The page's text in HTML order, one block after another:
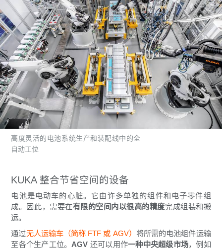
高度灵活的电池系统生产和装配线中的全
自动工位
KUKA 整合节省空间的设备
电池是电动车的心脏。它由许多单独的组件和电子零件组
成。因此，需要在有限的空间内以很高的精度完成组装和搬
运。
通过无人运输车（简称 FTF 或 AGV） 将所需的电池组件运输
至各个生产工位。 AGV 还可以用作一种中央超级市场，例如